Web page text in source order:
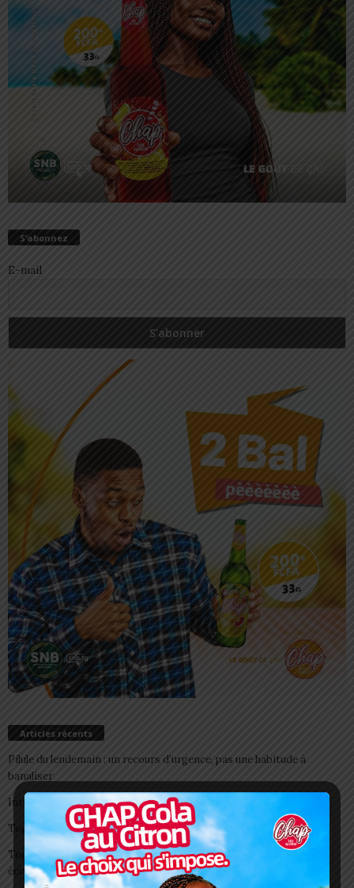
S’abonnez
E-mail
Articles récents
Pilule du lendemain : un recours d’urgence, pas une habitude à
banaliser
Interclubs CAF: ASCK et ASKO face à deux gros morceaux
Togo/ Boissons énergisantes: l’État tire la sonnette d’alarme
Togo/ Rentrée scolaire 2026-2027: consultez la liste officielle des
écoles autorisées